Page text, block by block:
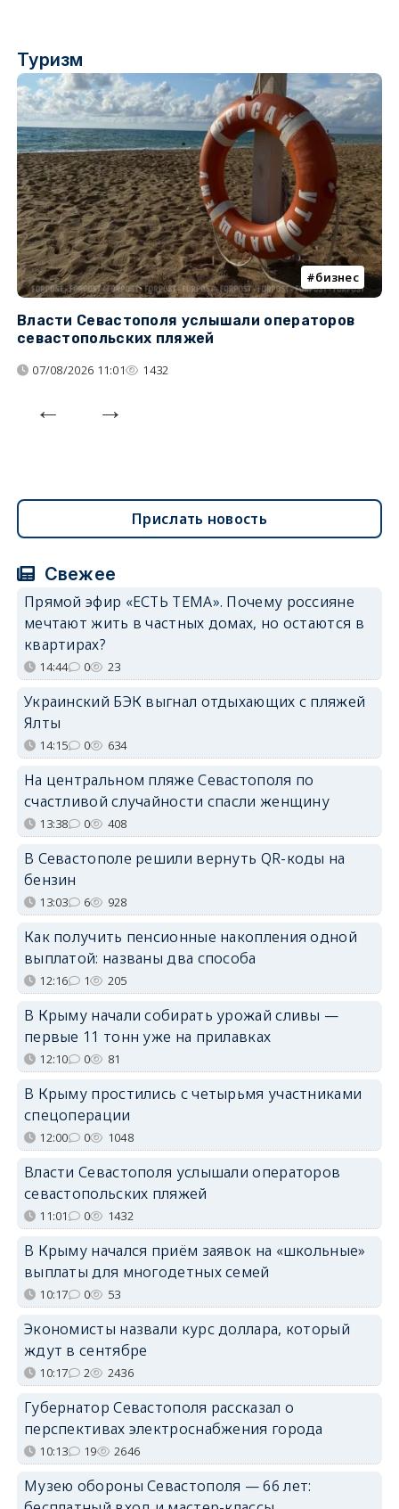
Туризм
бизнес
Власти Севастополя услышали операторов
севастопольских пляжей
07/08/2026 11:01 1432
Прислать новость
Свежее
Прямой эфир «ЕСТЬ ТЕМА». Почему россияне
мечтают жить в частных домах, но остаются в
квартирах?
14:44 0 23
Украинский БЭК выгнал отдыхающих с пляжей
Ялты
14:15 0 634
На центральном пляже Севастополя по
счастливой случайности спасли женщину
13:38 0 408
В Севастополе решили вернуть QR-коды на
бензин
13:03 6 928
Как получить пенсионные накопления одной
выплатой: названы два способа
12:16 1 205
В Крыму начали собирать урожай сливы —
первые 11 тонн уже на прилавках
12:10 0 81
В Крыму простились с четырьмя участниками
спецоперации
12:00 0 1048
Власти Севастополя услышали операторов
севастопольских пляжей
11:01 0 1432
В Крыму начался приём заявок на «школьные»
выплаты для многодетных семей
10:17 0 53
Экономисты назвали курс доллара, который
ждут в сентябре
10:17 2 2436
Губернатор Севастополя рассказал о
перспективах электроснабжения города
10:13 19 2646
Музею обороны Севастополя — 66 лет: